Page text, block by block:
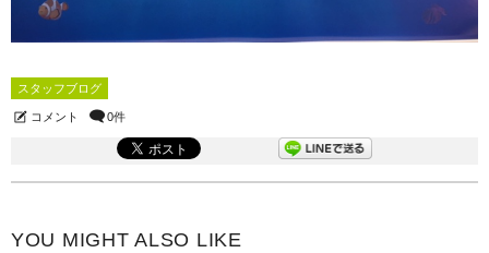
スタッフブログ
コメント 0件
YOU MIGHT ALSO LIKE